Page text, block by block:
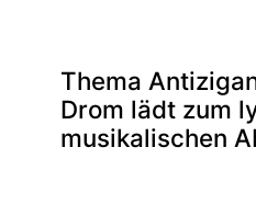
Thema
Drom lädt zum
musikalischen